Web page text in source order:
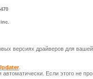
версиях драйверов для
.
Если этого не